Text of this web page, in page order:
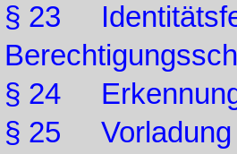
§ 23
§ 24
§ 25 Vorladung